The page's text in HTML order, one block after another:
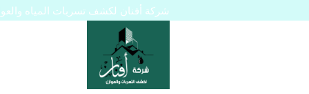
شركة أفنان لكشف تسربات المياه والعوازل